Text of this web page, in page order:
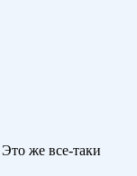
же все-таки